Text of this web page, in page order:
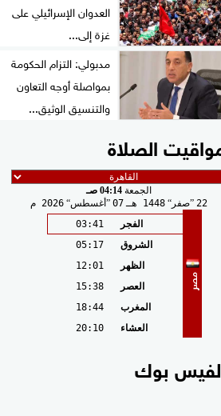
العدوان الإسرائيلي على
غزة إلى...
مدبولي: التزام الحكومة
بمواصلة أوجه التعاون
والتنسيق الوثيق...
الصلاة
الجمعة 04:14 صـ
22 صفر 1448 هـ 07 أغسطس 2026 م
مصر
الفجر
03:41
الشروق
05:17
الظهر
12:01
العصر
15:38
المغرب
18:44
العشاء
20:10
بوك